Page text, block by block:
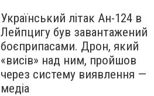
Український літак Ан-124 в
Лейпцигу був завантажений
боєприпасами. Дрон, який
«висів» над ним, пройшов
через систему виявлення —
медіа